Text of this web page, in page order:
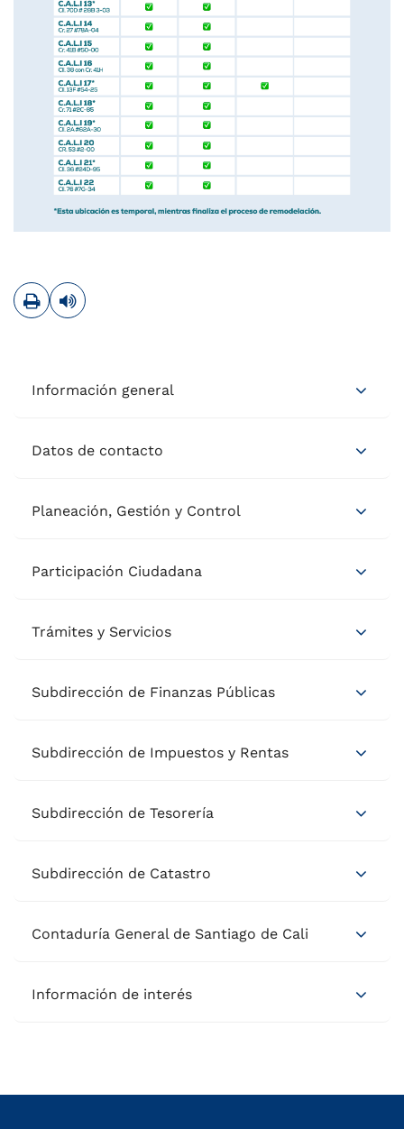
ImprimirLeer contenido
Información general
Datos de contacto
Planeación, Gestión y Control
Participación Ciudadana
Trámites y Servicios
Subdirección de Finanzas Públicas
Subdirección de Impuestos y Rentas
Subdirección de Tesorería
Subdirección de Catastro
Contaduría General de Santiago de Cali
Información de interés